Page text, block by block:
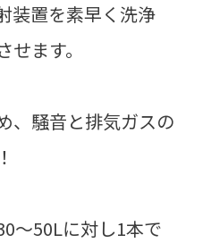
装置を素早く洗浄
ます。
、騒音と排気ガスの
～50Lに対し1本で